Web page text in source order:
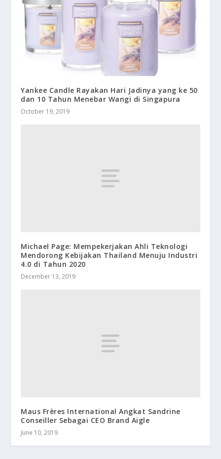
Yankee Candle Rayakan Hari Jadinya yang ke 50
dan 10 Tahun Menebar Wangi di Singapura
October 19, 2019
Michael Page: Mempekerjakan Ahli Teknologi
Mendorong Kebijakan Thailand Menuju Industri
4.0 di Tahun 2020
December 13, 2019
Maus Frères International Angkat Sandrine
Conseiller Sebagai CEO Brand Aigle
June 10, 2019